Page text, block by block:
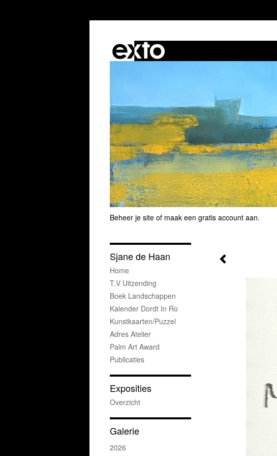
Beheer je site of maak een gratis account aan.
Sjane de Haan
Home
T.v Uitzending
Boek Landschappen
Kalender Dordt In Ro
Kunstkaarten/puzzel
Adres Atelier
Palm Art Award
Publicaties
Exposities
Overzicht
Galerie
2026